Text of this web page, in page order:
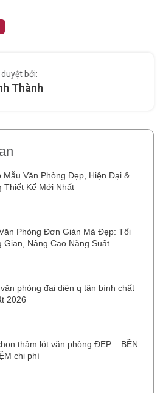
bởi:
Thành
Mẫu Văn Phòng Đẹp, Hiện Đại &
Thiết Kế Mới Nhất
Phòng Đơn Giản Mà Đẹp: Tối
Gian, Nâng Cao Năng Suất
phòng đại diện q tân bình chất
2026
thảm lót văn phòng ĐẸP – BỀN
chi phí